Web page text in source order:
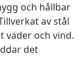
och hållbar
av stål
väder och vind.
det